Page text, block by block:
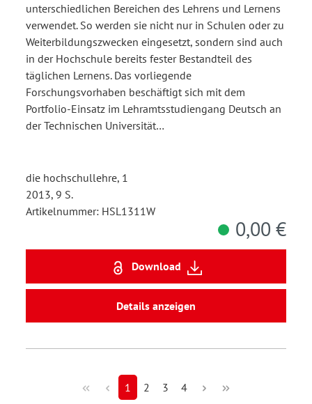
unterschiedlichen Bereichen des Lehrens und Lernens
verwendet. So werden sie nicht nur in Schulen oder zu
Weiterbildungszwecken eingesetzt, sondern sind auch
in der Hochschule bereits fester Bestandteil des
täglichen Lernens. Das vorliegende
Forschungsvorhaben beschäftigt sich mit dem
Portfolio-Einsatz im Lehramtsstudiengang Deutsch an
der Technischen Universität…
die hochschullehre, 1
2013, 9 S.
Artikelnummer: HSL1311W
0,00 €
Download
Details anzeigen
1 2 3 4